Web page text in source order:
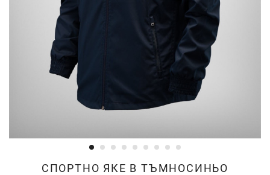
СПОРТНО ЯКЕ В ТЪМНОСИНЬО
Преминете